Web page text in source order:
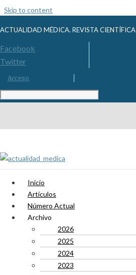
Skip to content
ACTUALIDAD MÉDICA. REVISTA
Facebook
Twitter
Acceso
Inicio
Artículos
Número Actual
Archivo
2026
2025
2024
2023